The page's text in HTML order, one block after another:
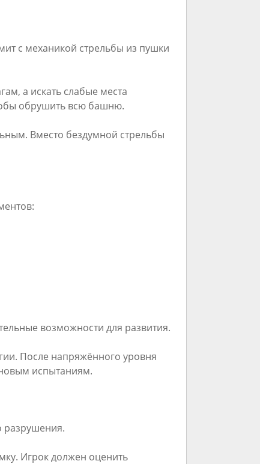
с механикой стрельбы из пушки
а искать слабые места
обрушить всю башню.
Вместо бездумной стрельбы
возможности для развития.
После напряжённого уровня
испытаниям.
разрушения.
Игрок должен оценить